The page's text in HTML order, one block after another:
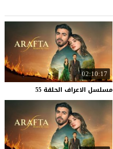
02:10:17
مسلسل الاعراف الحلقة 55